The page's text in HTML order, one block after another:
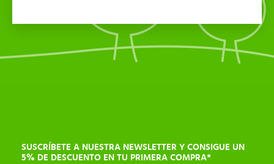
SUSCRÍBETE A NUESTRA NEWSLETTER Y CONSIGUE UN
5% DE DESCUENTO EN TU PRIMERA COMPRA*